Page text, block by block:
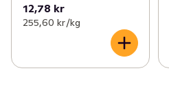
12,78 kr
255,60 kr /kg